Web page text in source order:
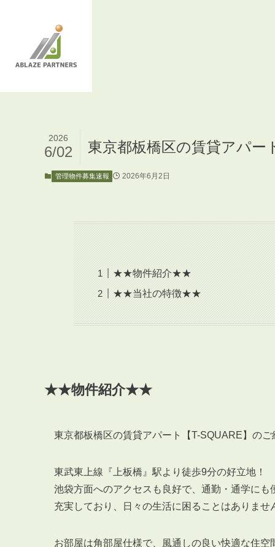
東京都板橋区の賃貸アパー
2026
6/02
管理物件募集速報 2026年6月2日
★★物件紹介★★
★★当社の特徴★★
★★物件紹介★★
東京都板橋区の賃貸アパート【T-SQUARE】のご
東武東上線『上板橋』駅より徒歩9分の好立地！
池袋方面へのアクセスも良好で、通勤・通学に
充実しており、日々の生活に困ることはありませ
お部屋は角部屋仕様で、風通しの良い快適な住